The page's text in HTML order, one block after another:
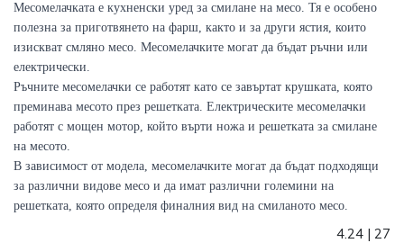
Месомелачката е кухненски уред за смилане на месо. Тя е особено
полезна за приготвянето на фарш, както и за други ястия, които
изискват смляно месо. Месомелачките могат да бъдат ръчни или
електрически.
Ръчните месомелачки се работят като се завъртат крушката, която
преминава месото през решетката. Електрическите месомелачки
работят с мощен мотор, който върти ножа и решетката за смилане
на месото.
В зависимост от модела, месомелачките могат да бъдат подходящи
за различни видове месо и да имат различни големини на
решетката, която определя финалния вид на смиланото месо.
4.24 | 27